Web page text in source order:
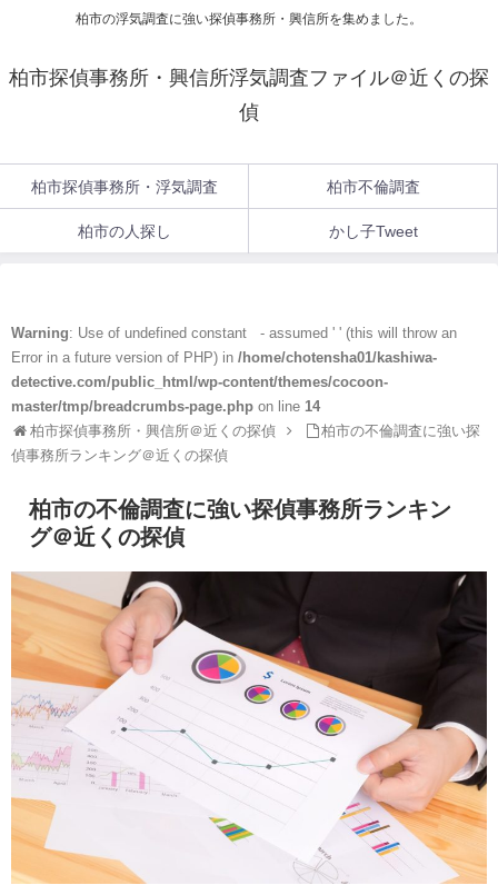
柏市の浮気調査に強い探偵事務所・興信所を集めました。
柏市探偵事務所・興信所浮気調査ファイル＠近くの探
偵
柏市探偵事務所・浮気調査 柏市不倫調査
柏市の人探し かし子Tweet
Warning: Use of undefined constant - assumed ' ' (this will throw an
Error in a future version of PHP) in /home/chotensha01/kashiwa-
detective.com/public_html/wp-content/themes/cocoon-
master/tmp/breadcrumbs-page.php on line 14
柏市探偵事務所・興信所＠近くの探偵
柏市の不倫調査に強い探
偵事務所ランキング＠近くの探偵
柏市の不倫調査に強い探偵事務所ランキン
グ＠近くの探偵